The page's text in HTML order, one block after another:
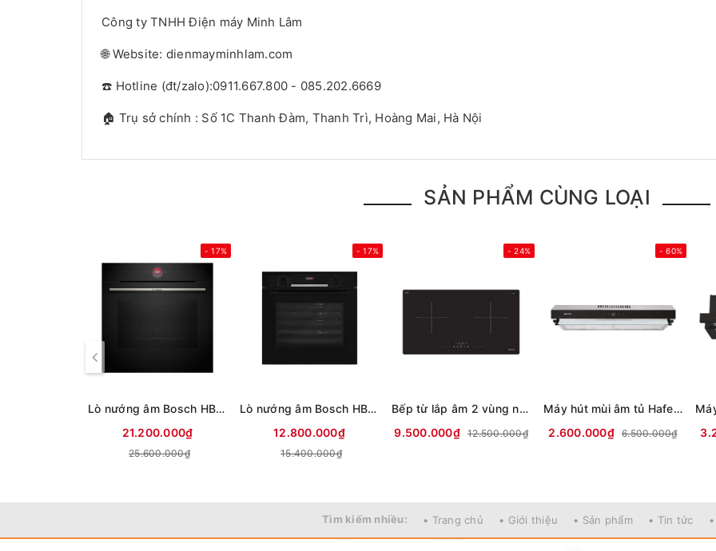
Công ty TNHH Điện máy Minh Lâm
🌐 Website: dienmayminhlam.com
☎️ Hotline (đt/zalo):0911.667.800 - 085.202.6669
🏠 Trụ sở chính : Số 1C Thanh Đàm, Thanh Trì, Hoàng Mai, Hà Nội
SẢN PHẨM CÙNG LOẠI
- 17%
Lò nướng âm Bosch HBG7341B1 71 lít
21.200.000₫
25.600.000₫
- 17%
Lò nướng âm Bosch HBG536ES3 71 lít
12.800.000₫
15.400.000₫
- 24%
Bếp từ lắp âm 2 vùng nấu Hafele HC-I73241B
9.500.000₫
12.500.000₫
- 60%
Máy hút mùi âm tủ Hafele HC-H7031BB
2.600.000₫
6.500.000₫
Tìm kiếm nhiều: • Trang chủ • Giới thiệu • Sản phẩm • Tin tức